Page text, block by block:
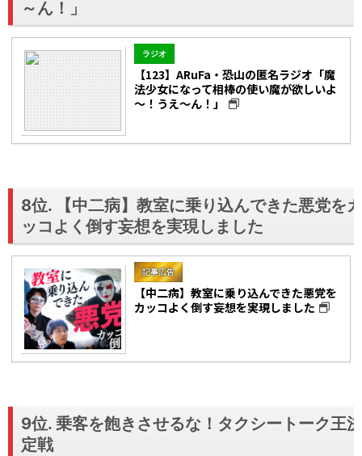
～ん！」
ラジオ
【123】ARuFa・恐山の匿名ラジオ「魔
法少女になって相棒の使い魔が欲しいよ
～！うえ～ん！」
8位. 【中二病】教室に乗り込んできた悪党をカ
ッコよく倒す妄想を実現しました
記事広告
【中二病】教室に乗り込んできた悪党を
カッコよく倒す妄想を実現しました
9位. 乗客を飽きさせるな！タクシートーク王決
定戦